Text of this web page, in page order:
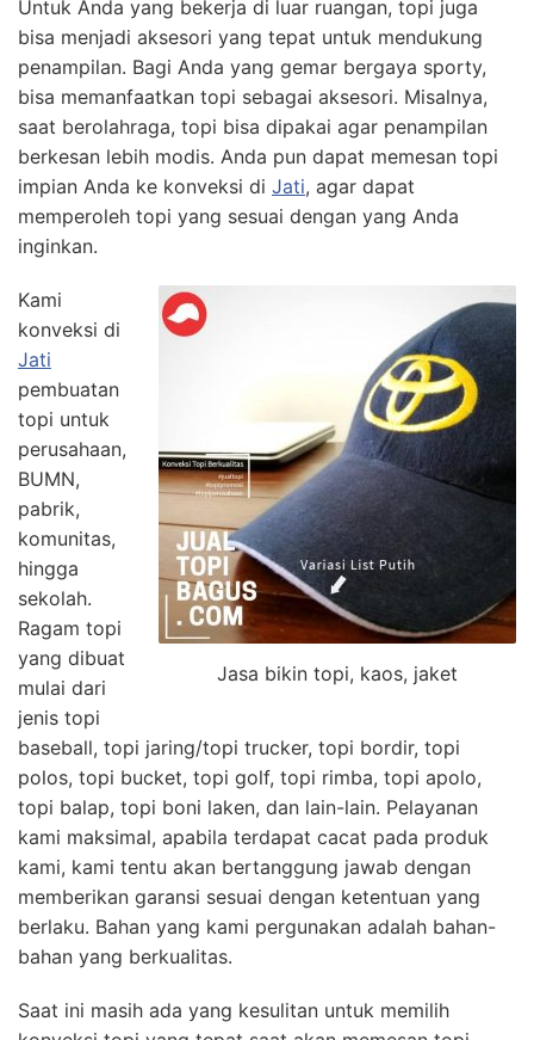
Untuk Anda yang bekerja di luar ruangan, topi juga
bisa menjadi aksesori yang tepat untuk mendukung
penampilan. Bagi Anda yang gemar bergaya sporty,
bisa memanfaatkan topi sebagai aksesori. Misalnya,
saat berolahraga, topi bisa dipakai agar penampilan
berkesan lebih modis. Anda pun dapat memesan topi
impian Anda ke konveksi di Jati, agar dapat
memperoleh topi yang sesuai dengan yang Anda
inginkan.
Jasa bikin topi, kaos, jaket
Kami
konveksi di
Jati
pembuatan
topi untuk
perusahaan,
BUMN,
pabrik,
komunitas,
hingga
sekolah.
Ragam topi
yang dibuat
mulai dari
jenis topi
baseball, topi jaring/topi trucker, topi bordir, topi
polos, topi bucket, topi golf, topi rimba, topi apolo,
topi balap, topi boni laken, dan lain-lain. Pelayanan
kami maksimal, apabila terdapat cacat pada produk
kami, kami tentu akan bertanggung jawab dengan
memberikan garansi sesuai dengan ketentuan yang
berlaku. Bahan yang kami pergunakan adalah bahan-
bahan yang berkualitas.
Saat ini masih ada yang kesulitan untuk memilih